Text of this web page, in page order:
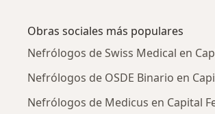
Obras sociales más populares
Nefrólogos de Swiss Medical en
Nefrólogos de OSDE Binario en
Nefrólogos de Medicus en Capital